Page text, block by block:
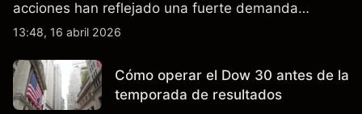
acciones han reflejado una fuerte demanda
relacionada con la IA, ingresos trimestrales récord
de exportación de EE.UU. que afectan las ventas
en China.
13:48, 16 abril 2026
Cómo operar el Dow 30 antes de la
temporada de resultados